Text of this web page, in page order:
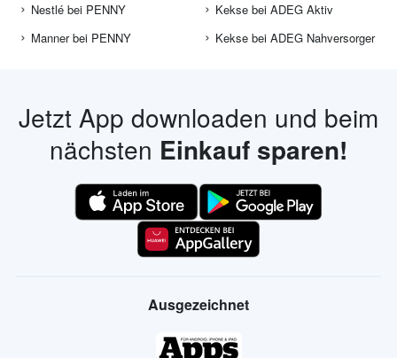
Nestlé bei PENNY
Manner bei PENNY
Kekse bei ADEG Aktiv
Kekse bei ADEG Nahversorger
Jetzt App downloaden und beim
nächsten Einkauf sparen!
Ausgezeichnet